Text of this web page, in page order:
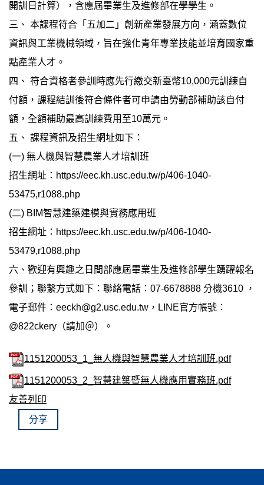
開訓日計算），含應屆畢業生及進修部在學學生。
三、 本課程符合「五加二」創新產業發展方向，涵蓋數位
資訊與工業機械領域，旨在強化青年專業技能並培育國家重
點產業人才。
四、 符合資格者參訓時應先行繳交新臺幣10,000元訓練自
付額，課程結訓後符合條件者可申請由勞動部補助該自付
額，全額補助最高訓練費用至10萬元。
五、 課程資訊及招生網址如下：
(一) 無人機與智慧農業人才培訓班
招生網址：https://eec.kh.usc.edu.tw/p/406-1040-
53475,r1088.php
(二) BIM智慧建築建模與實務應用班
招生網址：https://eec.kh.usc.edu.tw/p/406-1040-
53479,r1088.php
六、歡迎有興趣之日間部應屆畢業生及進修部學生踴躍報名
參訓；聯繫方式如下：聯絡電話：07-6678888 分機3610 ，
電子郵件：eeckh@g2.usc.edu.tw，LINE官方帳號：
@822ckery（請加＠）。
1151200053_1_無人機與智慧農業人才培訓班.pdf
1151200053_2_智慧建築暨無人機應用實務班.pdf
友善列印
分享